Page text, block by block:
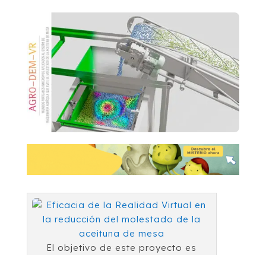
El objetivo de este proyecto es